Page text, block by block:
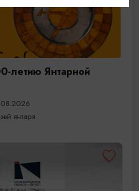
летию Янтарной
янтаря